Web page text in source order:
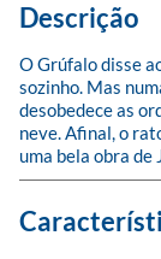
Descrição
O Grúfalo disse
sozinho. Mas
desobedece as
neve. Afinal, o
uma bela obra de